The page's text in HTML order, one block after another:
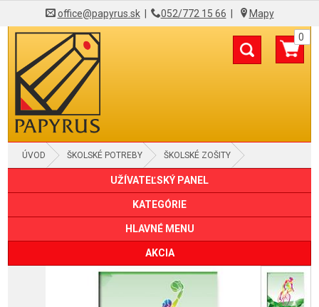
office@papyrus.sk| 052/772 15 66 Mapy
0
ÚVOD ŠKOLSKÉ POTREBY ŠKOLSKÉ ZOŠITY
UŽÍVATEĽSKÝ PANEL
KATEGÓRIE
HLAVNÉ MENU
AKCIA